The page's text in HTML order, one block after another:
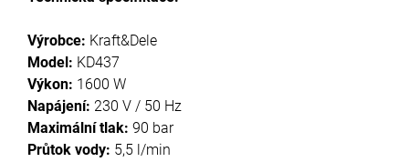
Výrobce: Kraft&Dele
Model: KD437
Výkon: 1600 W
Napájení: 230 V / 50 Hz
Maximální tlak: 90 bar
Průtok vody: 5,5 l/min